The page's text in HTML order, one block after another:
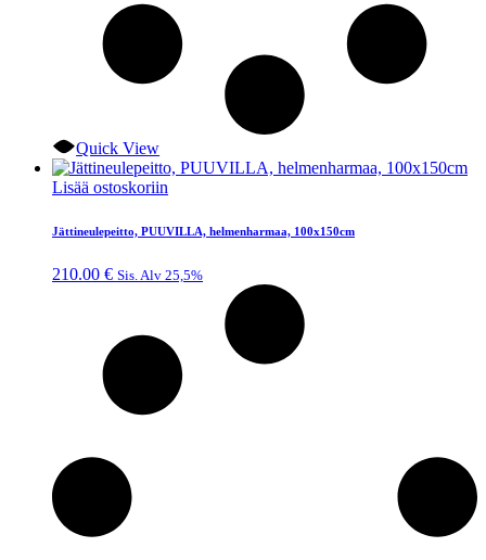
Quick View
Lisää ostoskoriin
Jättineulepeitto, PUUVILLA, helmenharmaa, 100x150cm
210.00 € Sis. Alv 25,5%